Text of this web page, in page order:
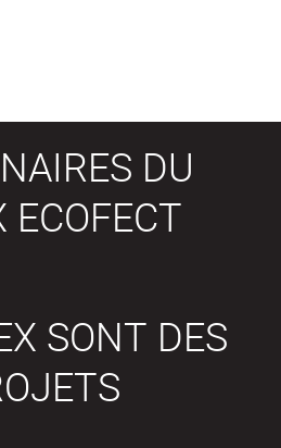
DU
ECOFECT
SONT DES